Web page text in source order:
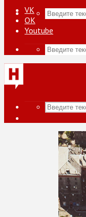
VK
ОК
Youtube